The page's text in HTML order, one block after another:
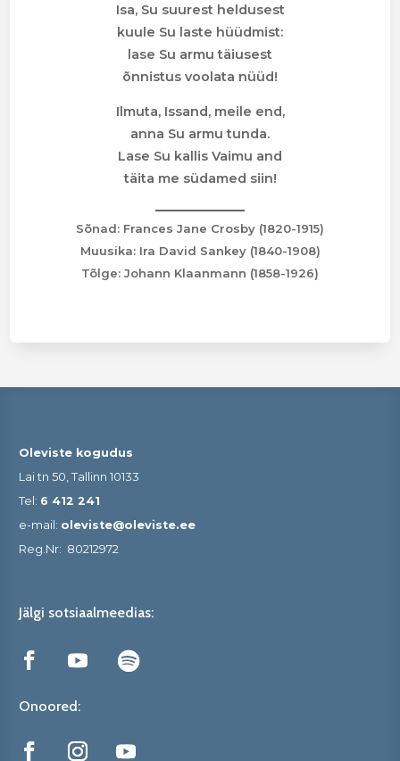
Isa, Su suurest heldusest
kuule Su laste hüüdmist:
lase Su armu täiusest
õnnistus voolata nüüd!
Ilmuta, Issand, meile end,
anna Su armu tunda.
Lase Su kallis Vaimu and
täita me südamed siin!
Sõnad: Frances Jane Crosby (1820-1915)
Muusika: Ira David Sankey (1840-1908)
Tõlge: Johann Klaanmann (1858-1926)
Oleviste kogudus
Lai tn 50, Tallinn 10133
Tel: 6 412 241
e-mail: oleviste@oleviste.ee
Reg.Nr: 80212972
Jälgi sotsiaalmeedias:
Onoored: